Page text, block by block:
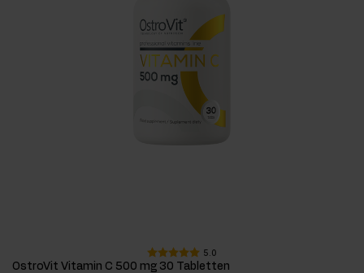
5.0
OstroVit Vitamin C 500 mg 30 Tabletten